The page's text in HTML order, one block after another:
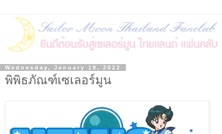
Wednesday, January 19, 2022
พิพิธภัณฑ์เซเลอร์มูน